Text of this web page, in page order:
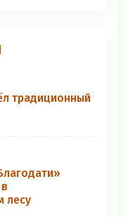
традиционный
лесу